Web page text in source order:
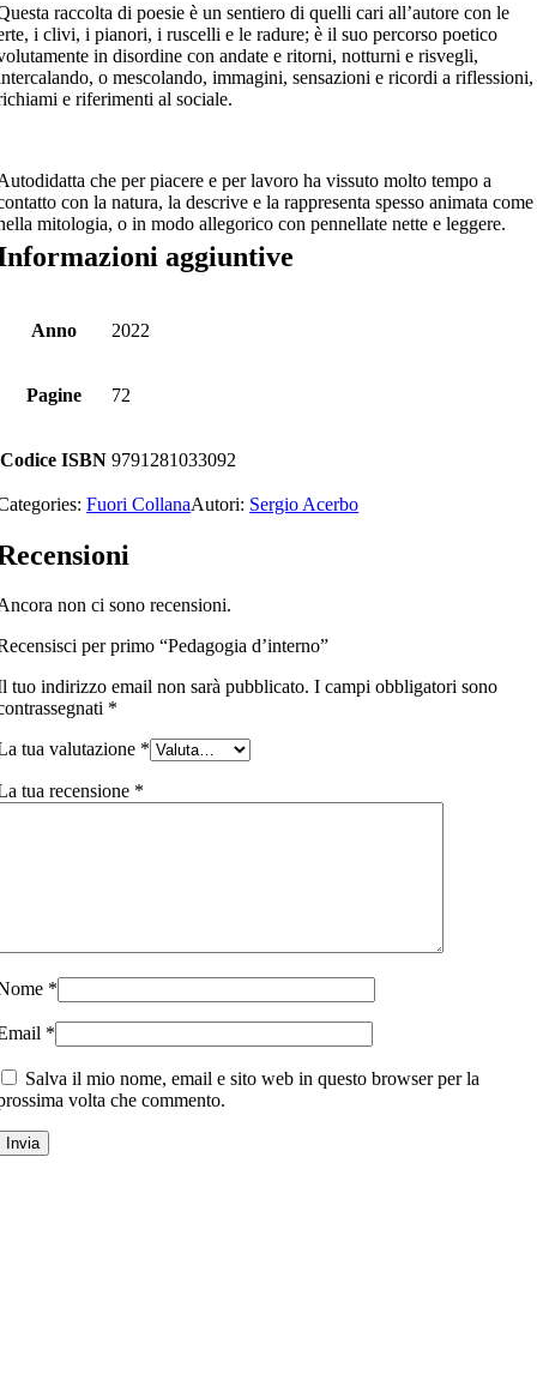
raccolta di poesie è un sentiero di quelli cari all’autore con le
i clivi, i pianori, i ruscelli e le radure; è il suo percorso poetico
in disordine con andate e ritorni, notturni e risvegli,
o mescolando, immagini, sensazioni e ricordi a riflessioni,
e riferimenti al sociale.
che per piacere e per lavoro ha vissuto molto tempo a
con la natura, la descrive e la rappresenta spesso animata come
mitologia, o in modo allegorico con pennellate nette e leggere.
aggiuntive
Anno 2022
Pagine 72
Codice ISBN 9791281033092
Fuori CollanaAutori: Sergio Acerbo
non ci sono recensioni.
per primo “Pedagogia d’interno”
tuo indirizzo email non sarà pubblicato. I campi obbligatori sono
*
tua valutazione *
tua recensione *
*
*
Salva il mio nome, email e sito web in questo browser per la
volta che commento.